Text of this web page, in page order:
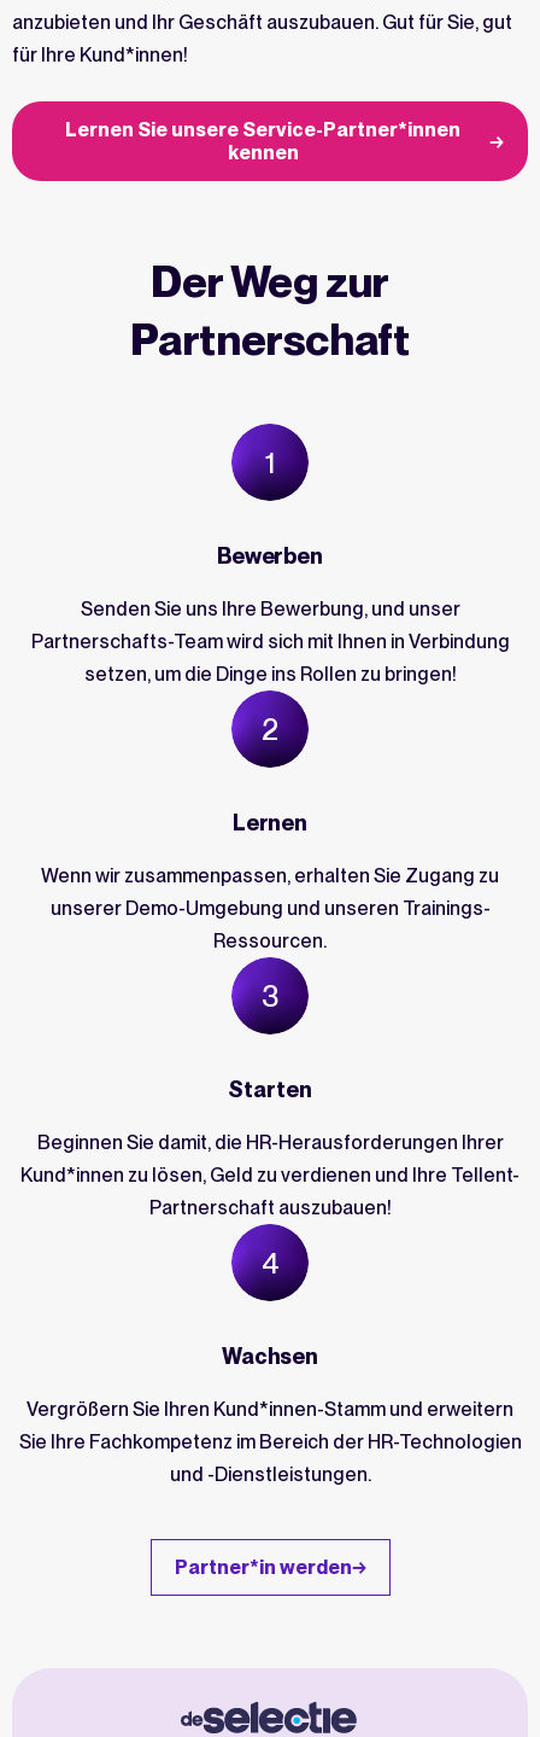
anzubieten und Ihr Geschäft auszubauen. Gut für Sie, gut
für Ihre Kund*innen!
Lernen Sie unsere Service-Partner*innen
kennen
Der Weg zur
Partnerschaft
Bewerben
Senden Sie uns Ihre Bewerbung, und unser
Partnerschafts-Team wird sich mit Ihnen in Verbindung
setzen, um die Dinge ins Rollen zu bringen!
Lernen
Wenn wir zusammenpassen, erhalten Sie Zugang zu
unserer Demo-Umgebung und unseren Trainings-
Ressourcen.
Starten
Beginnen Sie damit, die HR-Herausforderungen Ihrer
Kund*innen zu lösen, Geld zu verdienen und Ihre Tellent-
Partnerschaft auszubauen!
Wachsen
Vergrößern Sie Ihren Kund*innen-Stamm und erweitern
Sie Ihre Fachkompetenz im Bereich der HR-Technologien
und -Dienstleistungen.
Partner*in werden